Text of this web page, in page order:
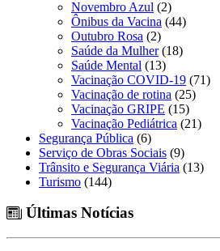
Novembro Azul (2)
Ônibus da Vacina (44)
Outubro Rosa (2)
Saúde da Mulher(18)
Saúde Mental (13)
Vacinação COVID-19 (71)
Vacinação de rotina (25)
Vacinação GRIPE (15)
Vacinação Pediátrica (21)
Segurança Pública (6)
Serviço de Obras Sociais (9)
Trânsito e Segurança Viária (13)
Turismo (144)
Últimas Notícias